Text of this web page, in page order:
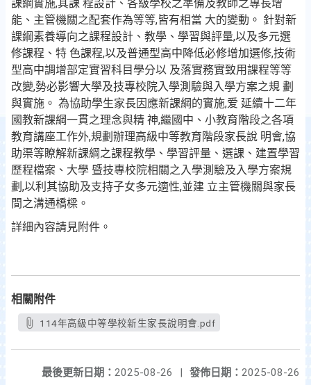
課綱實施,其課 程設計、各級學校之準備及教師之專長增
能、主管機關之配套作為等等,皆有相當 大的變動。 針對新
課綱素養導向之課程設計、教學、學習與評量,以及多元選
修課程、特 色課程,以及普通型高中降低必修增加選修,技術
型高中調增部定實習科目學分以 及落實務實致用課程等等
改變,勢必影響大學及技專校院入學測驗與入學方案之規 劃
與實施。 為協助學生家長因應新課綱的實施,爱 延續十二年
國教新課綱一貫之理念與精 神,繼國中、小教育階段之各項
教育講座工作外,規劃辦理高級中等教育階段家長說 明會,協
助渠等瞭解新課綱之課程教學、學習評量、選課、建置學習
歷程檔案、大學 暨技專校院相關之入學測驗及入學方案規
劃,以利其協助及支持子女多元適性,並建 立主管機關與家長
間之溝通橋樑。
詳細內容請見附件。
相關附件
114年高級中等學校新生家長說明會.pdf
發佈日期： 2025-08-26
最後更新日期： 2025-08-26
|